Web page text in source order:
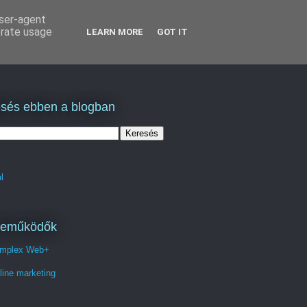
ebben a blogban
Web+
marketing
agent
usage
LEARN MORE GOT IT